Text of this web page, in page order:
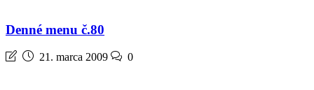
Denné menu č.80
21. marca 2009 0